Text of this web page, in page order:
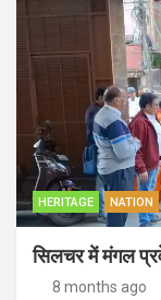
HERITAGE NATION
सिलचर में मंगल
8 months ago